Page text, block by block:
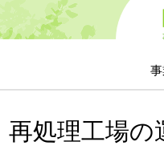
再処理工場の